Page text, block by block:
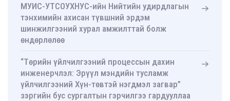
МУИС-УТСОУХНУС-ийн Нийтийн удирдлагын
тэнхимийн ахисан түвшний эрдэм
шинжилгээний хурал амжилттай болж
өндөрлөлөө
“Төрийн үйлчилгээний процессын дахин
инженерчлэл: Эрүүл мэндийн тусламж
үйлчилгээний Хүн-төвтэй нэгдмэл загвар”
зэргийн бус сургалтын гэрчилгээ гардууллаа